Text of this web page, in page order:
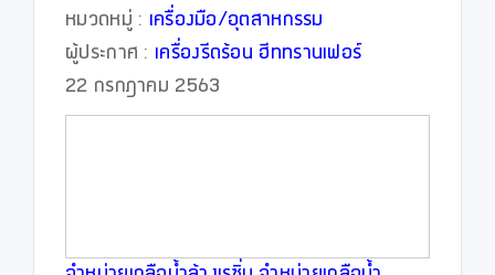
หมวดหมู่ : เครื่องมือ/อุตสาหกรรม
ผู้ประกาศ : เครื่องรีดร้อน ฮีททรานเฟอร์
22 กรกฎาคม 2563